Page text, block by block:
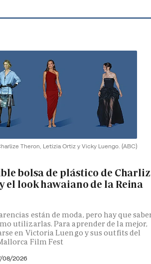
Theron, Letizia Ortiz y Vicky Luengo. (ABC)
bolsa de plástico de
el look hawaiano de la Reina
están de moda, pero hay que
utilizarlas. Para aprender de la mejor,
en Victoria Luengo y sus outfits del
Film Fest
08/2026